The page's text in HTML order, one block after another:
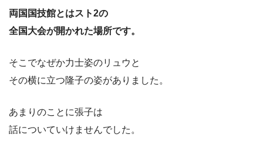
両国国技館とはスト2の
全国大会が開かれた場所です。
そこでなぜか力士姿のリュウと
その横に立つ隆子の姿がありました。
あまりのことに張子は
話についていけませんでした。